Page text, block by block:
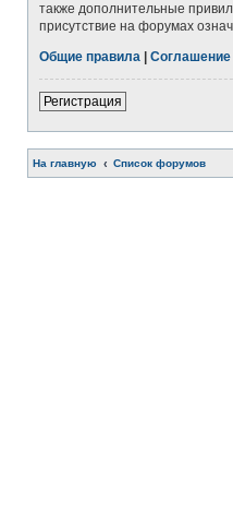
также дополнительные
присутствие на форумах
Общие правила
Соглашение
Регистрация
На главную Список форумов